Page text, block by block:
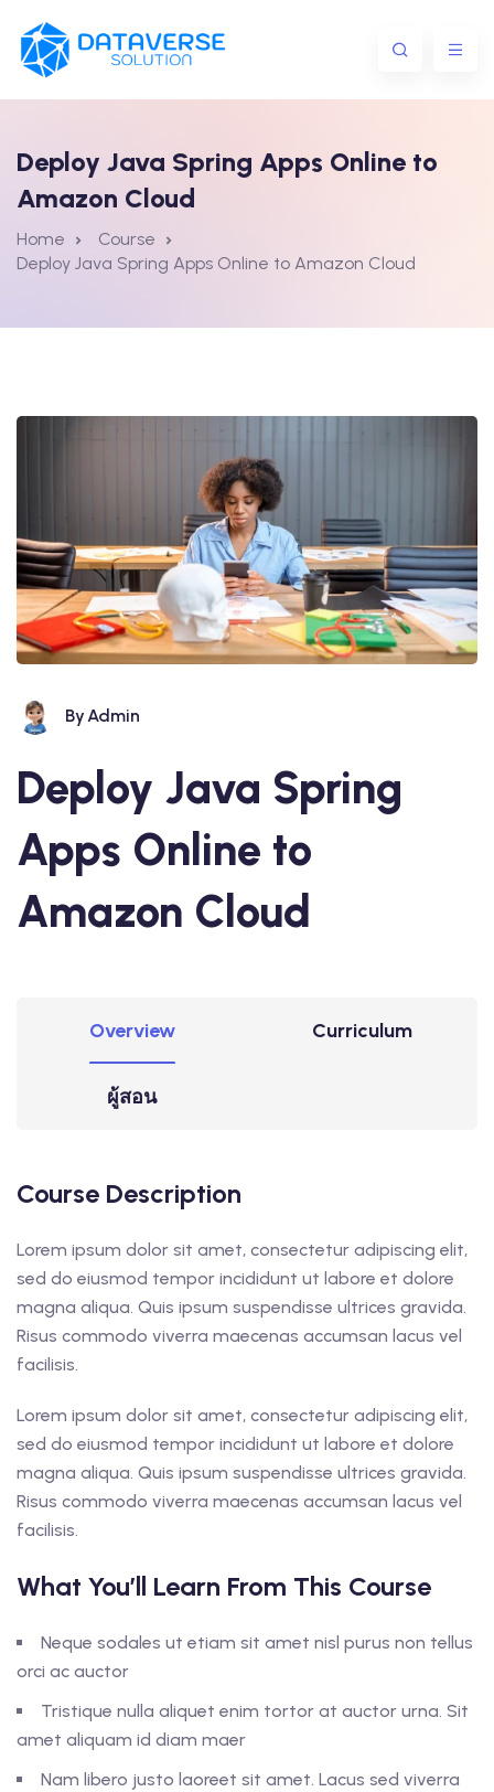
Deploy Java Spring Apps Online to
Amazon Cloud
Home
Course
Deploy Java Spring Apps Online to Amazon Cloud
ByAdmin
Deploy Java Spring
Apps Online to
Amazon Cloud
Overview Curriculum
ผู้สอน
Course Description
Lorem ipsum dolor sit amet, consectetur adipiscing elit,
sed do eiusmod tempor incididunt ut labore et dolore
magna aliqua. Quis ipsum suspendisse ultrices gravida.
Risus commodo viverra maecenas accumsan lacus vel
facilisis.
Lorem ipsum dolor sit amet, consectetur adipiscing elit,
sed do eiusmod tempor incididunt ut labore et dolore
magna aliqua. Quis ipsum suspendisse ultrices gravida.
Risus commodo viverra maecenas accumsan lacus vel
facilisis.
What You’ll Learn From This Course
Neque sodales ut etiam sit amet nisl purus non tellus
orci ac auctor
Tristique nulla aliquet enim tortor at auctor urna. Sit
amet aliquam id diam maer
Nam libero justo laoreet sit amet. Lacus sed viverra